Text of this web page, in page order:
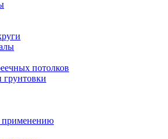
потолков
грунтовки
применению